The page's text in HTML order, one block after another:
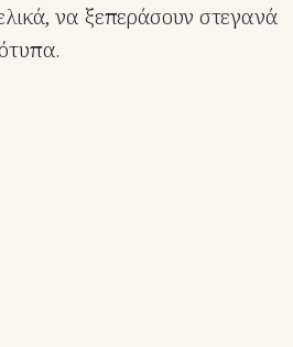
να ξεπεράσουν στεγανά